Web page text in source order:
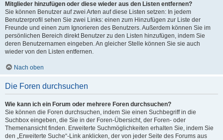
Mitglieder hinzufügen oder diese wieder aus den Listen entfernen?
Sie können Benutzer auf zwei Arten auf diese Listen setzen: In jedem
Benutzerprofil sehen Sie zwei Links: einen zum Hinzufügen zur Liste der
Freunde und einen zum Ignorieren des Benutzers. Außerdem können Sie im
persönlichen Bereich direkt Benutzer zu den Listen hinzufügen, indem Sie
deren Benutzernamen eingeben. An gleicher Stelle können Sie sie auch
wieder von den Listen entfernen.
Nach oben
Die Foren durchsuchen
Wie kann ich ein Forum oder mehrere Foren durchsuchen?
Sie können die Foren durchsuchen, indem Sie einen Suchbegriff in die
Suchbox eingeben, die Sie in der Foren-Übersicht, der Foren- oder
Themenansicht finden. Erweiterte Suchmöglichkeiten erhalten Sie, indem Sie
den „Erweiterte Suche“-Link anklicken, der von jeder Seite des Forums aus